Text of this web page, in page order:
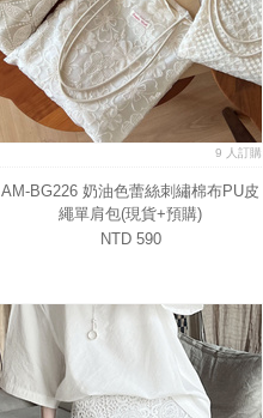
9 人訂購
AM-BG226 奶油色蕾絲刺繡棉布PU皮
繩單肩包(現貨+預購)
NTD 590